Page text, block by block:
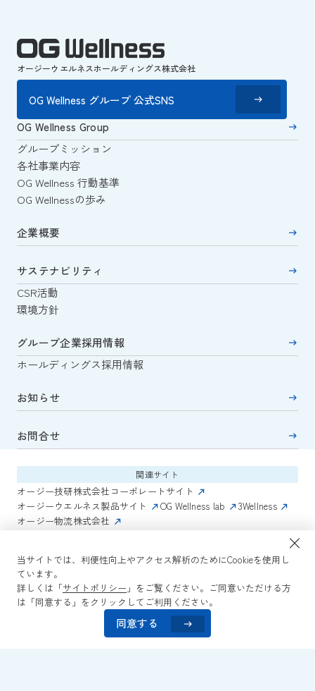
当サイトでは、利便性向上やアクセス解析のためにCookieを使用し
ています。
詳しくは「サイトポリシー 」をご覧ください。ご同意いただける方
は「同意する」をクリックしてご利用ください。
同意する
オージーウエルネスホールディングス株式会社
OG Wellness グループ 公式SNS
OG Wellness Group
グループミッション
各社事業内容
OG Wellness 行動基準
OG Wellnessの歩み
企業概要
サステナビリティ
CSR活動
環境方針
グループ企業採用情報
ホールディングス採用情報
お知らせ
お問合せ
関連サイト
オージー技研株式会社コーポレートサイト
オージーウエルネス製品サイト
OG Wellness lab
3Wellness
オージー物流株式会社
AmazonECサイト IVESサポートクラブ
サイトポリシー プライバシーポリシー
コミュニティガイドラインサイトマップよくある質問
Copyright © 2026 OG Wellness Co., Ltd. All rights reserved.